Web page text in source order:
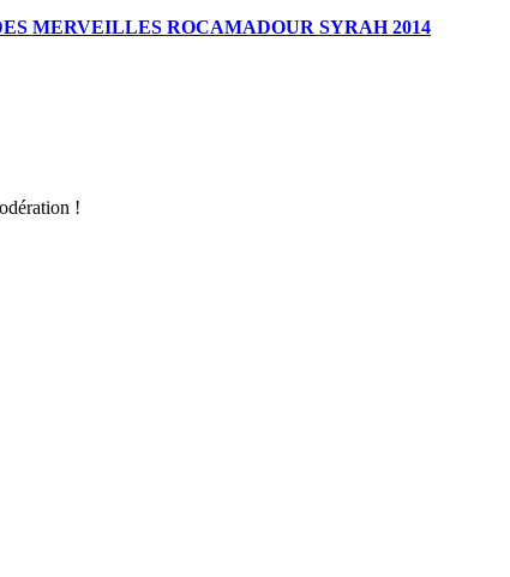
MERVEILLES ROCAMADOUR SYRAH 2014
!